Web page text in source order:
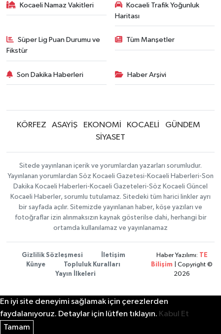
Kocaeli Namaz Vakitleri
Kocaeli Trafik Yoğunluk
Haritası
Süper Lig Puan Durumu ve
Fikstür
Tüm Manşetler
Son Dakika Haberleri Haber Arşivi
KÖRFEZ ASAYİŞ EKONOMİ KOCAELİ
GÜNDEM
SİYASET
Sitede yayınlanan içerik ve yorumlardan yazarları sorumludur.
Yayınlanan yorumlardan Söz Kocaeli Gazetesi-Kocaeli Haberleri-Son
Dakika Kocaeli Haberleri-Kocaeli Gazeteleri-Söz Kocaeli Güncel
Kocaeli Haberler, sorumlu tutulamaz. Sitedeki tüm harici linkler ayrı
bir sayfada açılır. Sitemizde yayınlanan haber, köşe yazıları ve
fotoğraflar izin alınmaksızın kaynak gösterilse dahi, herhangi bir
ortamda kullanılamaz ve yayınlanamaz
Gizlilik Sözleşmesi
İletişim
Künye
Topluluk Kuralları
Yayın İlkeleri
Haber Yazılımı:
TE
Bilişim | Copyright ©
2026
En iyi site deneyimi sağlamak için çerezlerden
faydalanıyoruz. Detaylar için lütfen tıklayın. Kabul Et
Tamam